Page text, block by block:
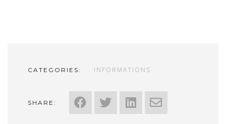
CATEGORIES: INFORMATIONS
SHARE: